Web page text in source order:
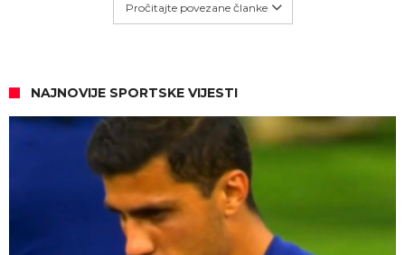
Pročitajte povezane članke
NAJNOVIJE SPORTSKE VIJESTI